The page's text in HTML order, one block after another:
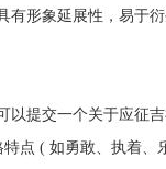
形象延展性，易于衍
提交一个关于应征吉
点 ( 如勇敢、执着、